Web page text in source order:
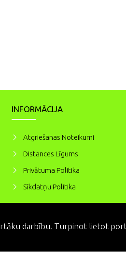
INFORMĀCIJA
Atgriešanas Noteikumi
Distances Līgums
Privātuma Politika
Sīkdatņu Politika
darbību. Turpinot lietot